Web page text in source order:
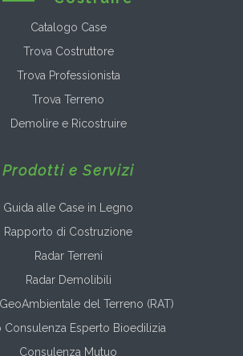
Catalogo Case
Trova Costruttore
Trova Professionista
Trova Terreno
Demolire e Ricostruire
Prodotti e Servizi
Guida alle Case in Legno
Rapporto di Costruzione
Radar Terreni
Radar Demolibili
del Terreno (RAT)
Consulenza Esperto Bioedilizia
Consulenza Mutuo